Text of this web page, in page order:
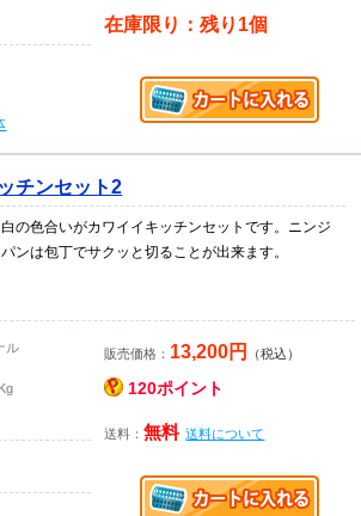
在庫限り：残り1個
チンセット2
の色合いがカワイイキッチンセットです。ニンジ
ンは包丁でサクッと切ることが出来ます。
ル
販売価格： 13,200円 （税込）
120ポイント
送料：無料 送料について